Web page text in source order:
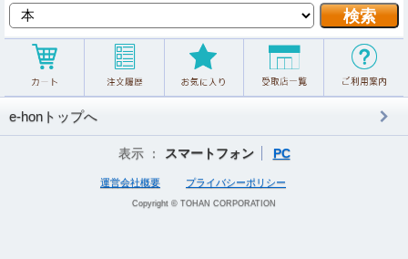
e-honトップへ
表示 ： スマートフォン PC
運営会社概要 プライバシーポリシー
Copyright © TOHAN CORPORATION